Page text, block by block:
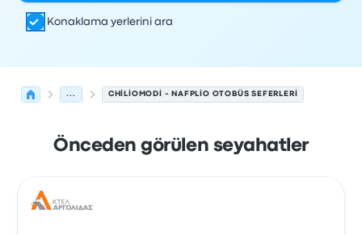
Konaklama yerlerini ara
... CHILIOMODI - NAFPLIO OTOBÜS SEFERLERI
Önceden görülen seyahatler